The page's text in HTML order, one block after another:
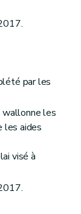
par les
wallonne les
les aides
visé à